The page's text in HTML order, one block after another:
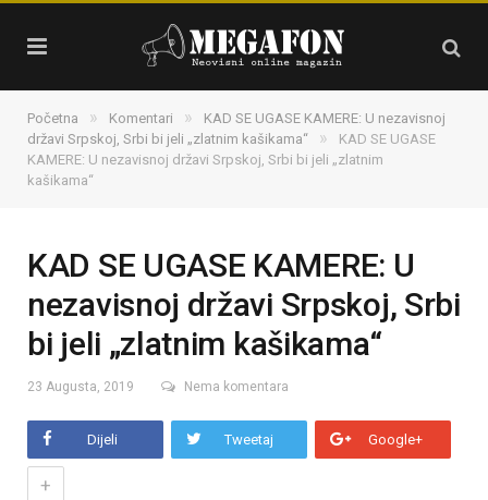
Početna » Komentari »
KAD SE UGASE KAMERE: U nezavisnoj
državi Srpskoj, Srbi bi jeli „zlatnim kašikama“
»
KAD SE UGASE
KAMERE: U nezavisnoj državi Srpskoj, Srbi bi jeli „zlatnim
kašikama“
KAD SE UGASE KAMERE: U
nezavisnoj državi Srpskoj, Srbi
bi jeli „zlatnim kašikama“
23 Augusta, 2019 Nema komentara
Dijeli Tweetaj Google+
+